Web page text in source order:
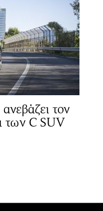
τον
των C SUV